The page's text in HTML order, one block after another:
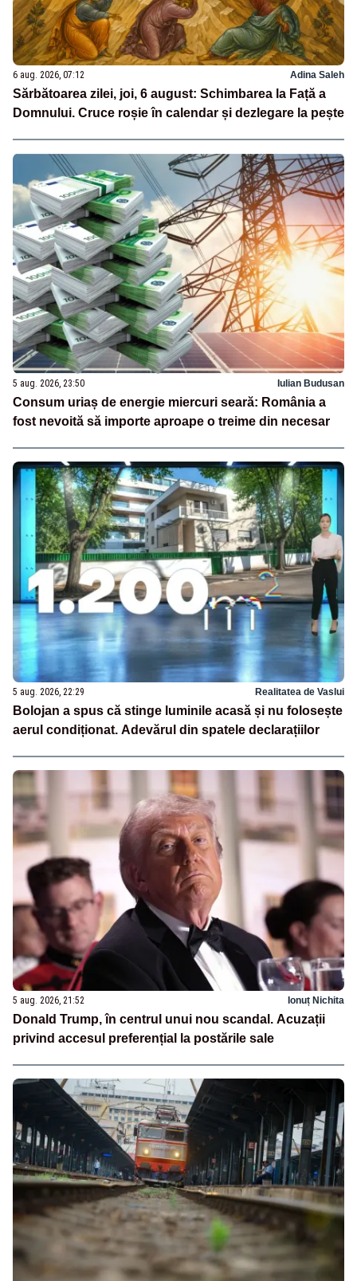
6 aug. 2026, 07:12 Adina Saleh
Sărbătoarea zilei, joi, 6 august: Schimbarea la Față a
Domnului. Cruce roșie în calendar și dezlegare la pește
5 aug. 2026, 23:50 Iulian Budusan
Consum uriaș de energie miercuri seară: România a
fost nevoită să importe aproape o treime din necesar
5 aug. 2026, 22:29 Realitatea de Vaslui
Bolojan a spus că stinge luminile acasă și nu folosește
aerul condiționat. Adevărul din spatele declarațiilor
5 aug. 2026, 21:52 Ionuț Nichita
Donald Trump, în centrul unui nou scandal. Acuzații
privind accesul preferențial la postările sale